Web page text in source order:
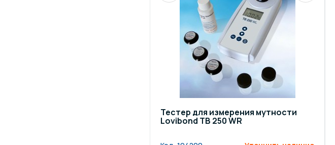
Тестер для измерения мутности
Lovibond TB 250 WR